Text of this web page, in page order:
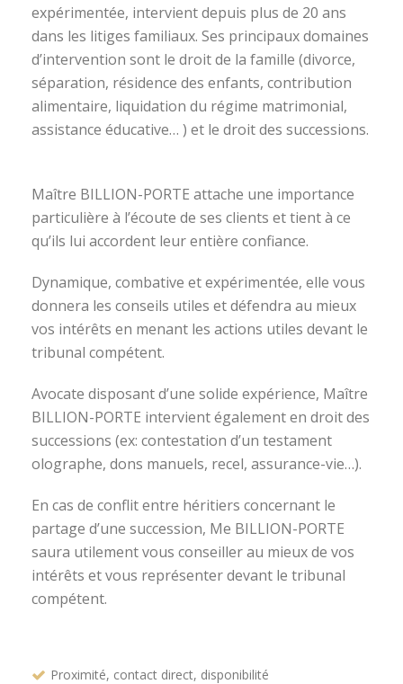
expérimentée, intervient depuis plus de 20 ans
dans les litiges familiaux. Ses principaux domaines
d’intervention sont le droit de la famille (divorce,
séparation, résidence des enfants, contribution
alimentaire, liquidation du régime matrimonial,
assistance éducative… ) et le droit des successions.
Maître BILLION-PORTE attache une importance
particulière à l’écoute de ses clients et tient à ce
qu’ils lui accordent leur entière confiance.
Dynamique, combative et expérimentée, elle vous
donnera les conseils utiles et défendra au mieux
vos intérêts en menant les actions utiles devant le
tribunal compétent.
Avocate disposant d’une solide expérience, Maître
BILLION-PORTE intervient également en droit des
successions (ex: contestation d’un testament
olographe, dons manuels, recel, assurance-vie…).
En cas de conflit entre héritiers concernant le
partage d’une succession, Me BILLION-PORTE
saura utilement vous conseiller au mieux de vos
intérêts et vous représenter devant le tribunal
compétent.
Proximité, contact direct, disponibilité